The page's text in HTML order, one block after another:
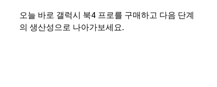
오늘 바로 갤럭시 북4 프로를 구매하고 다음 단계
의 생산성으로 나아가보세요.